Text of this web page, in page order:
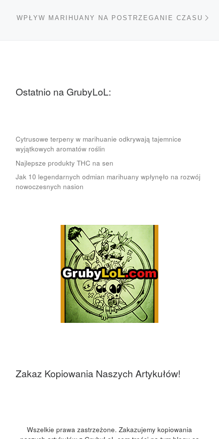
WPŁYW MARIHUANY NA POSTRZEGANIE CZASU
Ostatnio na GrubyLoL:
Cytrusowe terpeny w marihuanie odkrywają tajemnice
wyjątkowych aromatów roślin
Najlepsze produkty THC na sen
Jak 10 legendarnych odmian marihuany wpłynęło na rozwój
nowoczesnych nasion
Zakaz Kopiowania Naszych Artykułów!
Wszelkie prawa zastrzeżone. Zakazujemy kopiowania